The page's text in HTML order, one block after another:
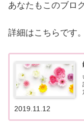
あなたもこのブロ
詳細はこちらです。
2019.11.12